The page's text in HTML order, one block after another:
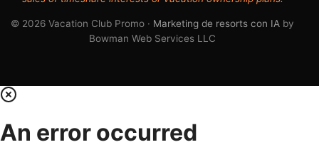
© 2026 Vacation Club Promo · Marketing de resorts con IA by
Bowman Web Services LLC